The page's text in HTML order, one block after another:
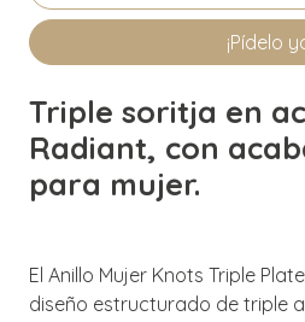
¡Pídelo
Triple soritja en
Radiant, con
para mujer.
El Anillo Mujer Knots Triple
diseño estructurado de triple